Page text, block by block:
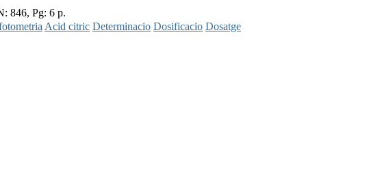
846, Pg: 6 p.
Acid citric Determinacio Dosificacio Dosatge